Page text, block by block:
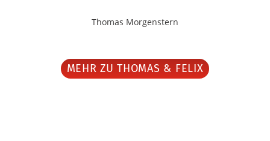
Thomas Morgenstern
MEHR ZU THOMAS & FELIX